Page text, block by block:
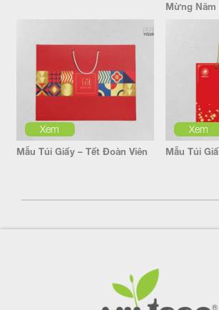
Mừng
Xem
Mẫu Túi Giấy – Tết Đoàn Viên
Xem
Mẫu Túi